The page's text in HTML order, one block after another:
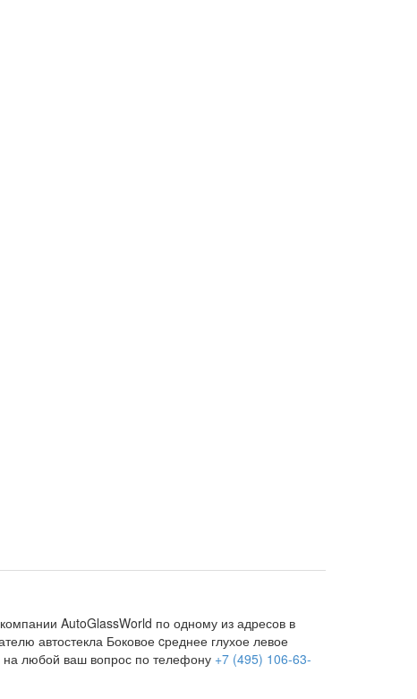
AutoGlassWorld по одному из адресов в
автостекла Боковое cреднее глухое левое
на любой ваш вопрос по телефону +7 (495) 106-63-